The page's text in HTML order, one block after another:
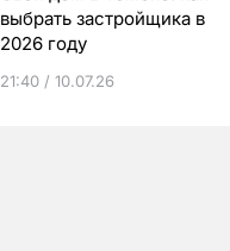
выбрать застройщика в
2026 году
21:40 / 10.07.26